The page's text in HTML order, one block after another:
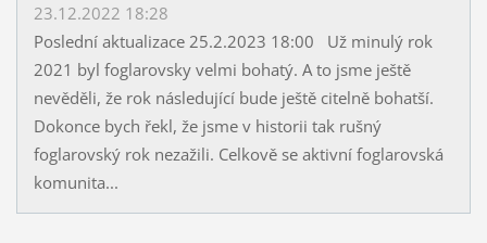
23.12.2022 18:28
Poslední aktualizace 25.2.2023 18:00 Už minulý rok
2021 byl foglarovsky velmi bohatý. A to jsme ještě
nevěděli, že rok následující bude ještě citelně bohatší.
Dokonce bych řekl, že jsme v historii tak rušný
foglarovský rok nezažili. Celkově se aktivní foglarovská
komunita...